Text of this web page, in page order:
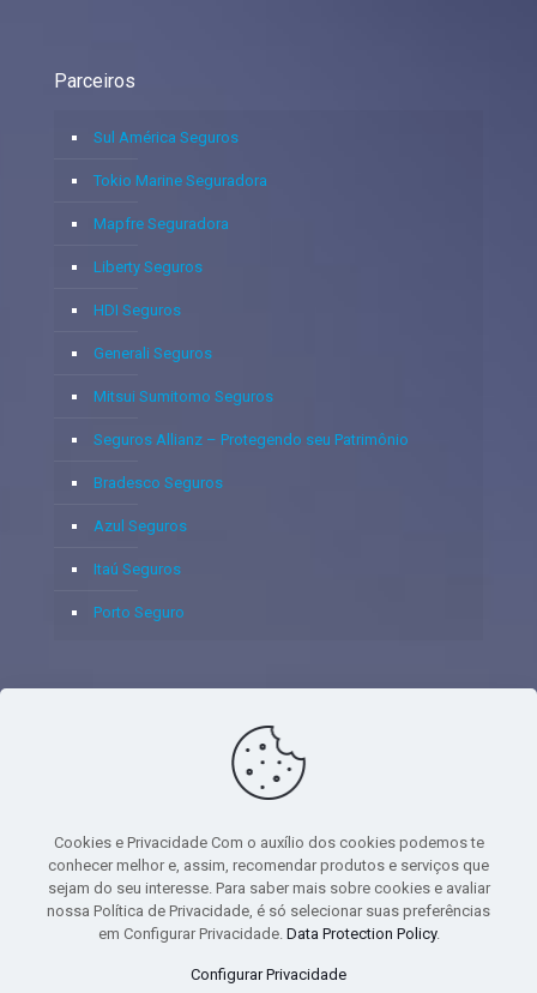
Parceiros
Sul América Seguros
Tokio Marine Seguradora
Mapfre Seguradora
Liberty Seguros
HDI Seguros
Generali Seguros
Mitsui Sumitomo Seguros
Seguros Allianz – Protegendo seu Patrimônio
Bradesco Seguros
Azul Seguros
Itaú Seguros
Porto Seguro
© 2020 - Yoshie & Maia Corretora de Seguros Ltda - CNPJ:
05.459.716/0001-75 - SUSEP: 100637106 AV DOS
PAVIMENTO - CEP 06.020-012 - VILA YARA - OSASCO - UF SP -
TELEFONE - (11) 8251-9266
Cookies e Privacidade Com o auxílio dos cookies podemos te
conhecer melhor e, assim, recomendar produtos e serviços que
sejam do seu interesse. Para saber mais sobre cookies e avaliar
nossa Política de Privacidade, é só selecionar suas preferências
em Configurar Privacidade. Data Protection Policy.
Configurar Privacidade
1.23, user_data: { email_address: 'johnsmith@email.com', phone_number: